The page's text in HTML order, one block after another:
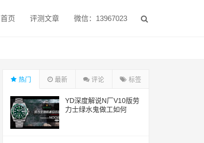
首页 评测文章 微信：13967023
热门 最新 评论 标签
YD深度解说N厂V10版劳
力士绿水鬼做工如何